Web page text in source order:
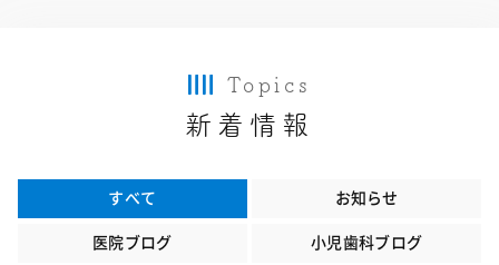
Topics
新着情報
すべて お知らせ
医院ブログ 小児歯科ブログ